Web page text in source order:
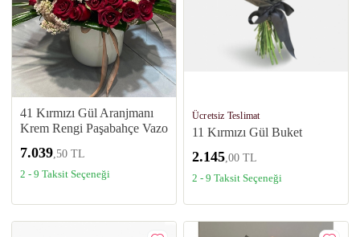
41 Kırmızı Gül Aranjmanı
Krem Rengi Paşabahçe Vazo
7.039,50 TL
2 - 9 Taksit Seçeneği
Ücretsiz Teslimat
11 Kırmızı Gül Buket
2.145,00 TL
2 - 9 Taksit Seçeneği